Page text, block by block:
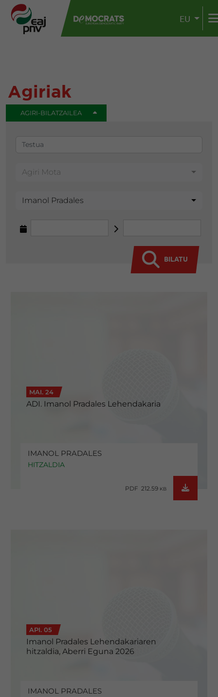
EU
Agiriak
AGIRI-BILATZAILEA
Agiri Mota
Imanol Pradales
BILATU
MAI. 24
ADI. Imanol Pradales Lehendakaria
IMANOL PRADALES
HITZALDIA
PDF 212.59 KB
API. 05
Imanol Pradales Lehendakariaren
hitzaldia, Aberri Eguna 2026
IMANOL PRADALES